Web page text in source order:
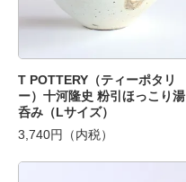
T POTTERY（ティーポタリ
ー）十河隆史 粉引ほっこり湯
呑み（Lサイズ）
3,740円（内税）